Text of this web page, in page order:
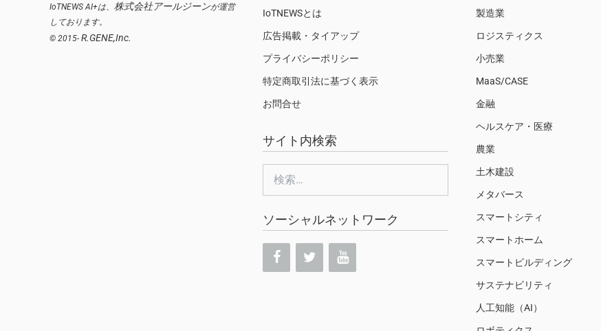
IoTNEWS AI+は、 株式会社アールジーンが運営
しております。
© 2015- R.GENE,Inc.
IoTNEWSとは
広告掲載・タイアップ
プライバシーポリシー
特定商取引法に基づく表示
お問合せ
サイト内検索
ソーシャルネットワーク
製造業
ロジスティクス
小売業
MaaS/CASE
金融
ヘルスケア・医療
農業
土木建設
メタバース
スマートシティ
スマートホーム
スマートビルディング
サステナビリティ
人工知能（AI）